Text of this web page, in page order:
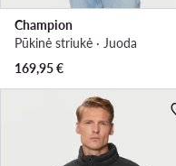
Champion
Pūkinė striukė · Juoda
169,95€